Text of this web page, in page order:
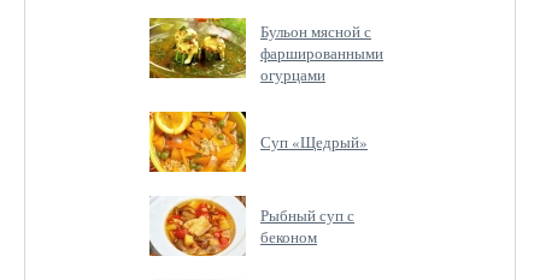
Бульон мясной с
фаршированными
огурцами
Суп «Щедрый»
Рыбный суп с
беконом